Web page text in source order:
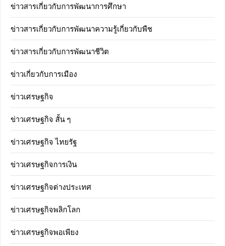
ข่าวสารเกี่ยวกับการพัฒนาการศึกษา
ข่าวสารเกี่ยวกับการพัฒนาความรู้เกี่ยวกับพืช
ข่าวสารเกี่ยวกับการพัฒนาชีวิต
ข่าวเกี่ยวกับการเมือง
ข่าวเศรษฐกิจ
ข่าวเศรษฐกิจ สั้น ๆ
ข่าวเศรษฐกิจ ไทยรัฐ
ข่าวเศรษฐกิจการเงิน
ข่าวเศรษฐกิจต่างประเทศ
ข่าวเศรษฐกิจพลิกโลก
ข่าวเศรษฐกิจพอเพียง